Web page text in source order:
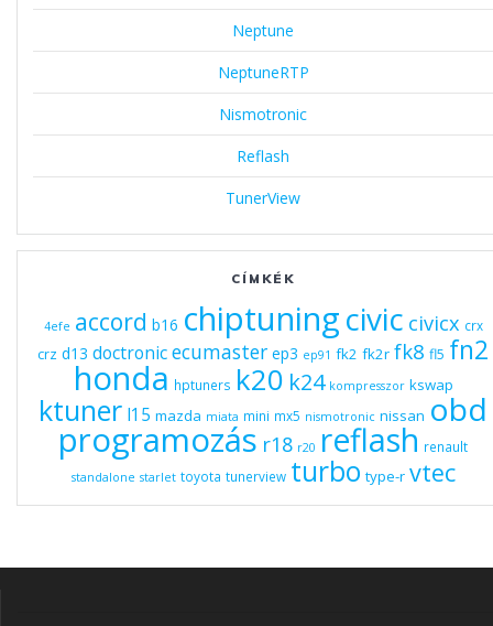
Neptune
NeptuneRTP
Nismotronic
Reflash
TunerView
CÍMKÉK
4efe accord b16 chiptuningcivic civicx crx
crz d13 doctronicecumaster ep3 ep91 fk2 fk2r fk8 fl5 fn2
honda hptuners k20 k24 kompresszor kswap
ktuner l15 mazda miata mini mx5 nismotronic nissan obd
programozás r18 r20 reflash renault
standalone starlet toyota tunerview turbo type-r vtec